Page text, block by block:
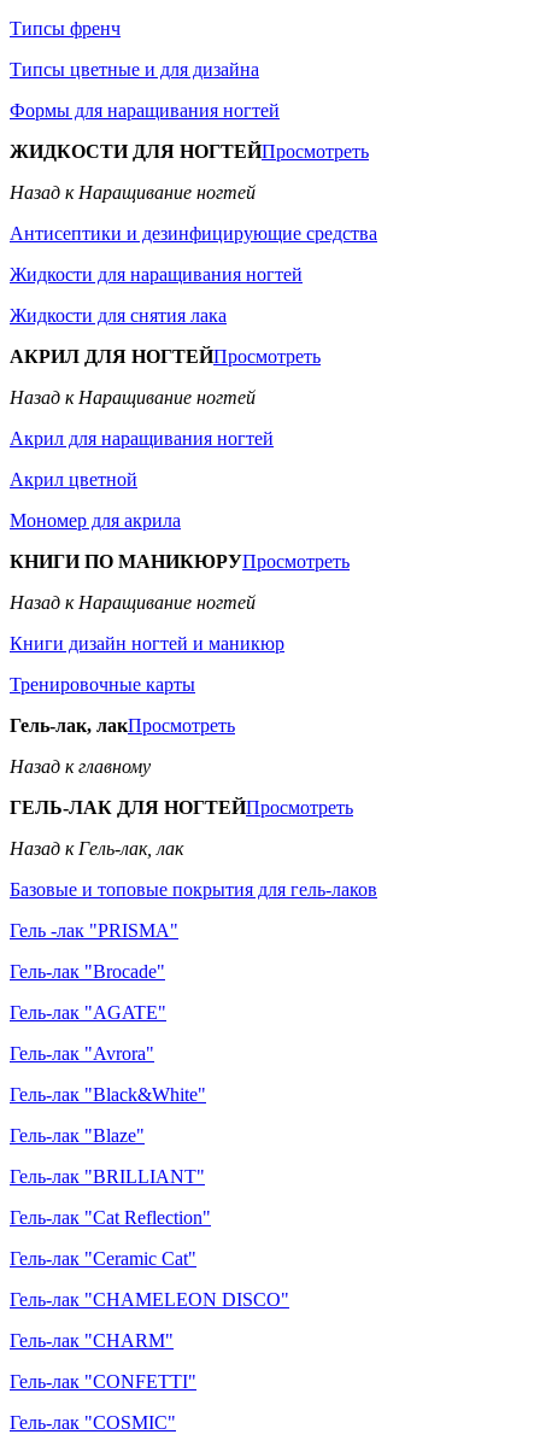
Типсы френч
Типсы цветные и для дизайна
Формы для наращивания ногтей
ЖИДКОСТИ ДЛЯ НОГТЕЙПросмотреть
Назад к Наращивание ногтей
Антисептики и дезинфицирующие средства
Жидкости для наращивания ногтей
Жидкости для снятия лака
АКРИЛ ДЛЯ НОГТЕЙПросмотреть
Назад к Наращивание ногтей
Акрил для наращивания ногтей
Акрил цветной
Мономер для акрила
КНИГИ ПО МАНИКЮРУПросмотреть
Назад к Наращивание ногтей
Книги дизайн ногтей и маникюр
Тренировочные карты
Гель-лак, лакПросмотреть
Назад к главному
ГЕЛЬ-ЛАК ДЛЯ НОГТЕЙПросмотреть
Назад к Гель-лак, лак
Базовые и топовые покрытия для гель-лаков
Гель -лак "PRISMA"
Гель-лак "Brocade"
Гель-лак "AGATE"
Гель-лак "Avrora"
Гель-лак "Black&White"
Гель-лак "Blaze"
Гель-лак "BRILLIANT"
Гель-лак "Cat Reflection"
Гель-лак "Ceramic Cat"
Гель-лак "CHAMELEON DISCO"
Гель-лак "CHARM"
Гель-лак "CONFETTI"
Гель-лак "COSMIC"